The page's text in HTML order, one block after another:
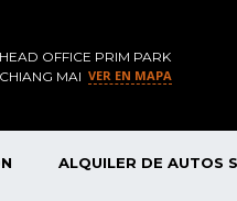
HEAD OFFICE PRIM PARK
CHIANG MAI VER EN MAPA
ALQUILER DE AUTOS